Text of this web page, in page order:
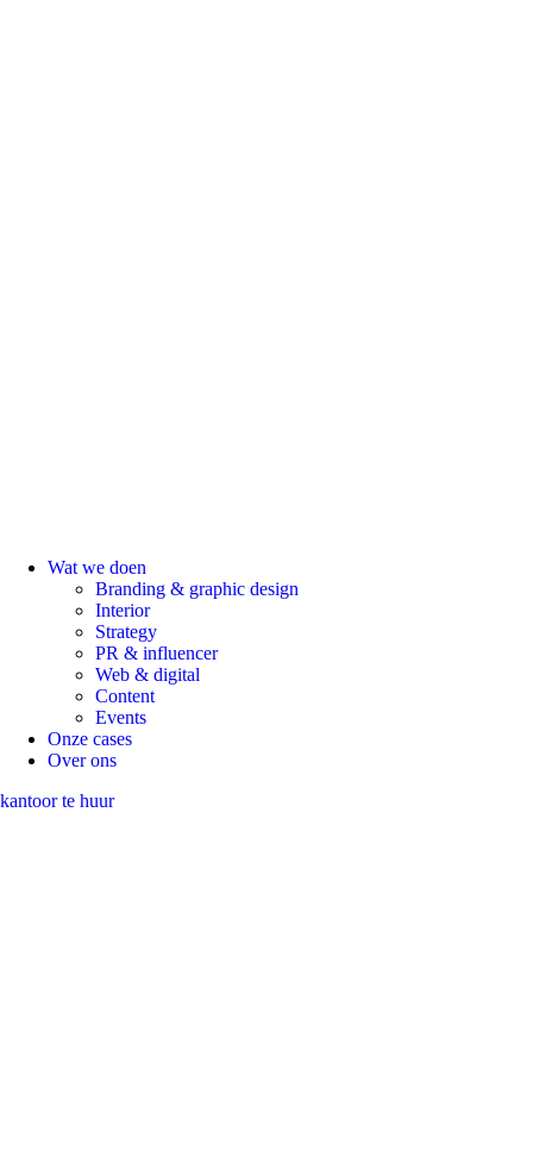
Wat we doen
Branding & graphic design
Interior
Strategy
PR & influencer
Web & digital
Content
Events
Onze cases
Over ons
kantoor te huur